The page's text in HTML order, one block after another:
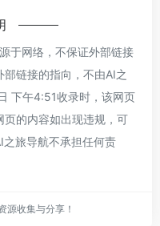
于网络，不保证外部链接
链接的指向，不由AI之
下午4:51收录时，该网页
页的内容如出现违规，可
旅导航不承担任何责
源收集与分享！